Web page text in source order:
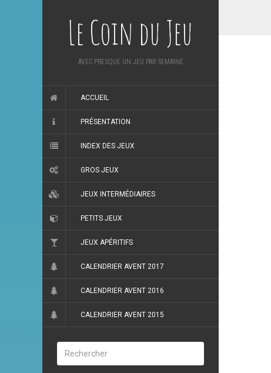
Le Coin du Jeu
AVEC PRESQUE UN JEU PAR SEMAINE
ACCUEIL
PRÉSENTATION
INDEX DES JEUX
GROS JEUX
JEUX INTERMÉDIAIRES
PETITS JEUX
JEUX APÉRITIFS
CALENDRIER AVENT 2017
CALENDRIER AVENT 2016
CALENDRIER AVENT 2015